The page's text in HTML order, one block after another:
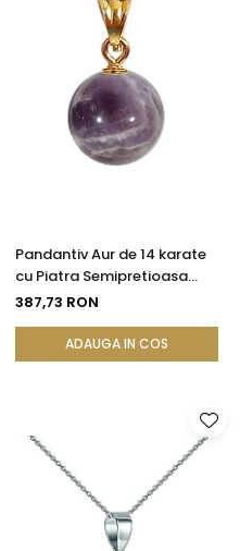
Pandantiv Aur de 14 karate
cu Piatra Semipretioasa
Naturala de Ametist de 10
387,73 RON
ADAUGA IN COS